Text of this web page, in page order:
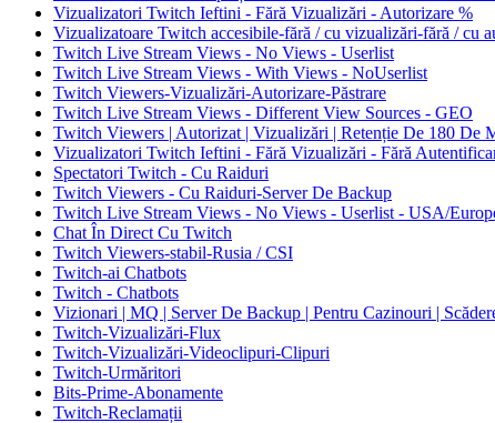
Vizualizatori Twitch Ieftini - Fără Vizualizări - Autorizare %
Vizualizatoare Twitch accesibile-fără / cu vizualizări-fără / cu
Twitch Live Stream Views - No Views - Userlist
Twitch Live Stream Views - With Views - NoUserlist
Twitch Viewers-Vizualizări-Autorizare-Păstrare
Twitch Live Stream Views - Different View Sources - GEO
Twitch Viewers | Autorizat | Vizualizări | Retenție De 180 De
Vizualizatori Twitch Ieftini - Fără Vizualizări - Fără
Spectatori Twitch - Cu Raiduri
Twitch Viewers - Cu Raiduri-Server De Backup
Twitch Live Stream Views - No Views - Userlist - USA/
Chat În Direct Cu Twitch
Twitch Viewers-stabil-Rusia / CSI
Twitch-ai Chatbots
Twitch - Chatbots
Vizionari | MQ | Server De Backup | Pentru Cazinouri |
Twitch-Vizualizări-Flux
Twitch-Vizualizări-Videoclipuri-Clipuri
Twitch-Urmăritori
Bits-Prime-Abonamente
Twitch-Reclamații